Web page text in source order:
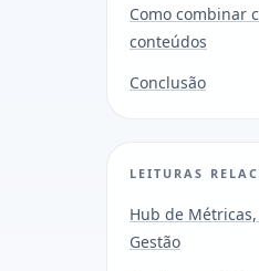
Como combinar
conteúdos
Conclusão
LEITURAS
Hub de
Gestão